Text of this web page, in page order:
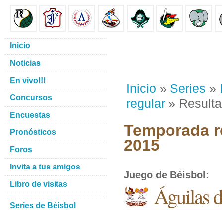
Inicio » Series »
regular »
Temporada
2015
Juego de Béisbol :
Águilas
Inicio
Noticias
En vivo!!!
Concursos
Encuestas
Pronósticos
Foros
Invita a tus amigos
Libro de visitas
Series de Béisbol